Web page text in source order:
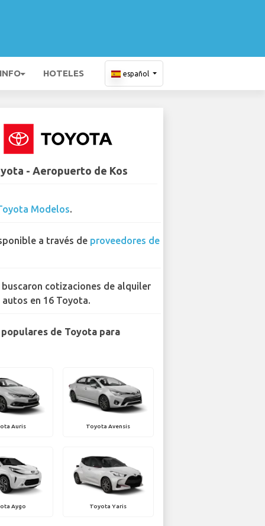
HOTELES español
- Aeropuerto de Kos
Modelos.
a través de proveedores de
buscaron cotizaciones de alquiler
autos en 16 Toyota.
de Toyota para
Auris Toyota Avensis
Aygo Toyota Yaris